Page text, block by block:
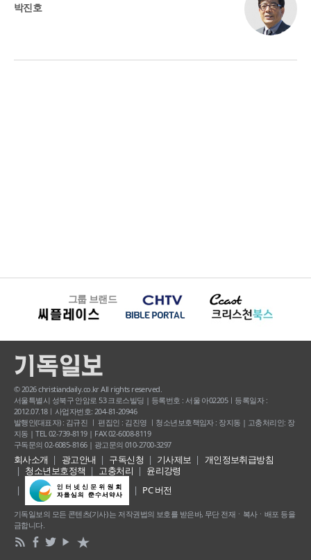
박진호
그룹 브랜드
© 2026 christiandaily.co.kr All rights reserved.
서울특별시 성북구 안암로 53 크로스빌딩 | 등록번호 : 서울 아02205ㅣ등록일자 :
2012.07.18ㅣ사업자번호: 204-81-20946
발행인(대표자) : 김규진 ㅣ 편집인 : 김진영 ㅣ청소년보호책임자 : 장지동 | 고충처리인: 장
지동 | TEL 02-739-8119 | FAX 02-6008-8119
구독문의 02-6085-8166 | 광고문의 010-2700-3297
회사소개 광고안내 구독신청 기사제보
개인정보취급방침
청소년보호정책
고충처리
윤리강령
PC 버전
기독일보의 모든 콘텐츠(기사) 는 저작권법의 보호를 받은바, 무단 전재ㆍ복사ㆍ배포 등을
금합니다.